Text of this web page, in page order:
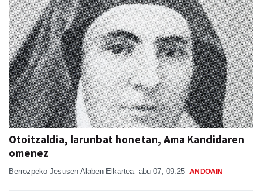
Otoitzaldia, larunbat honetan, Ama Kandidaren
omenez
Berrozpeko Jesusen Alaben Elkartea abu 07, 09:25 ANDOAIN